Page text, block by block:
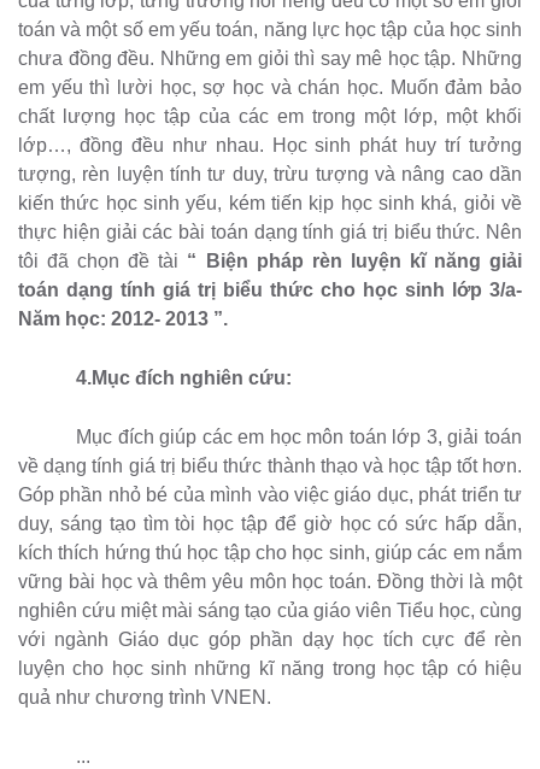
toán và một số em yếu toán, năng lực học tập của học sinh
chưa đồng đều. Những em giỏi thì say mê học tập. Những
em yếu thì lười học, sợ học và chán học. Muốn đảm bảo
chất lượng học tập của các em trong một lớp, một khối
lớp…, đồng đều như nhau. Học sinh phát huy trí tưởng
tượng, rèn luyện tính tư duy, trừu tượng và nâng cao dần
kiến thức học sinh yếu, kém tiến kịp học sinh khá, giỏi về
thực hiện giải các bài toán dạng tính giá trị biểu thức. Nên
tôi đã chọn đề tài “ Biện pháp rèn luyện kĩ năng giải
toán dạng tính giá trị biểu thức cho học sinh lớp 3/a-
Năm học: 2012- 2013 ”.
4.Mục đích nghiên cứu:
Mục đích giúp các em học môn toán lớp 3, giải toán
về dạng tính giá trị biểu thức thành thạo và học tập tốt hơn.
Góp phần nhỏ bé của mình vào việc giáo dục, phát triển tư
duy, sáng tạo tìm tòi học tập để giờ học có sức hấp dẫn,
kích thích hứng thú học tập cho học sinh, giúp các em nắm
vững bài học và thêm yêu môn học toán. Đồng thời là một
nghiên cứu miệt mài sáng tạo của giáo viên Tiểu học, cùng
với ngành Giáo dục góp phần dạy học tích cực để rèn
luyện cho học sinh những kĩ năng trong học tập có hiệu
quả như chương trình VNEN.
...